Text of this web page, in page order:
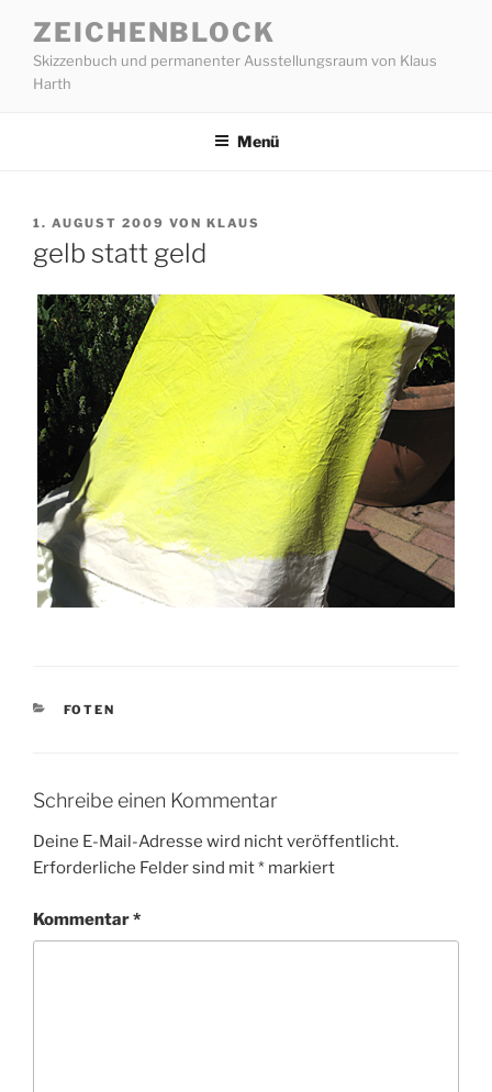
Inhalt
springen
ZEICHENBLOCK
Skizzenbuch und permanenter Ausstellungsraum von Klaus
Harth
Menü
VERÖFFENTLICHT
1. AUGUST 2009 VON KLAUS
gelb statt geld
KATEGORIEN
FOTEN
Schreibe einen Kommentar
Deine E-Mail-Adresse wird nicht veröffentlicht.
Erforderliche Felder sind mit* markiert
Kommentar*